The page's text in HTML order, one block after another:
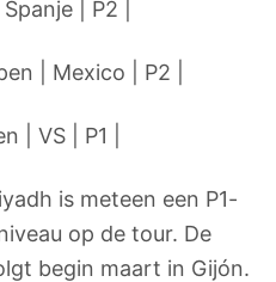
| P2 |
| Mexico | P2 |
| VS | P1 |
is meteen een P1-
op de tour. De
begin maart in Gijón.